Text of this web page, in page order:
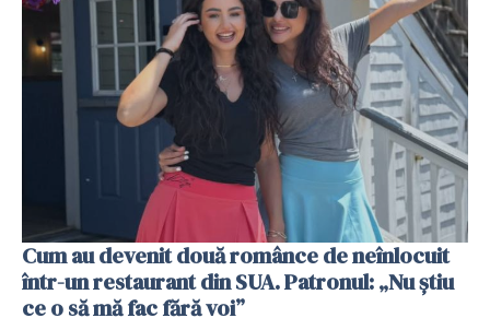
Cum au devenit două românce de neînlocuit
într-un restaurant din SUA. Patronul: „Nu știu
ce o să mă fac fără voi”